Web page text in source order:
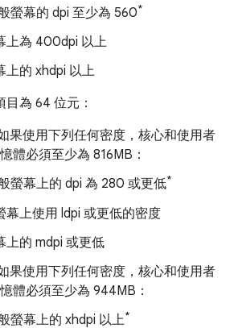
螢幕的 dpi 至少為 560*
上為 400dpi 以上
上的 xhdpi 以上
為 64 位元：
果使用下列任何密度，核心和使用者
體必須至少為 816MB：
螢幕上的 dpi 為 280 或更低*
幕上使用 ldpi 或更低的密度
上的 mdpi 或更低
果使用下列任何密度，核心和使用者
體必須至少為 944MB：
螢幕上的 xhdpi 以上*